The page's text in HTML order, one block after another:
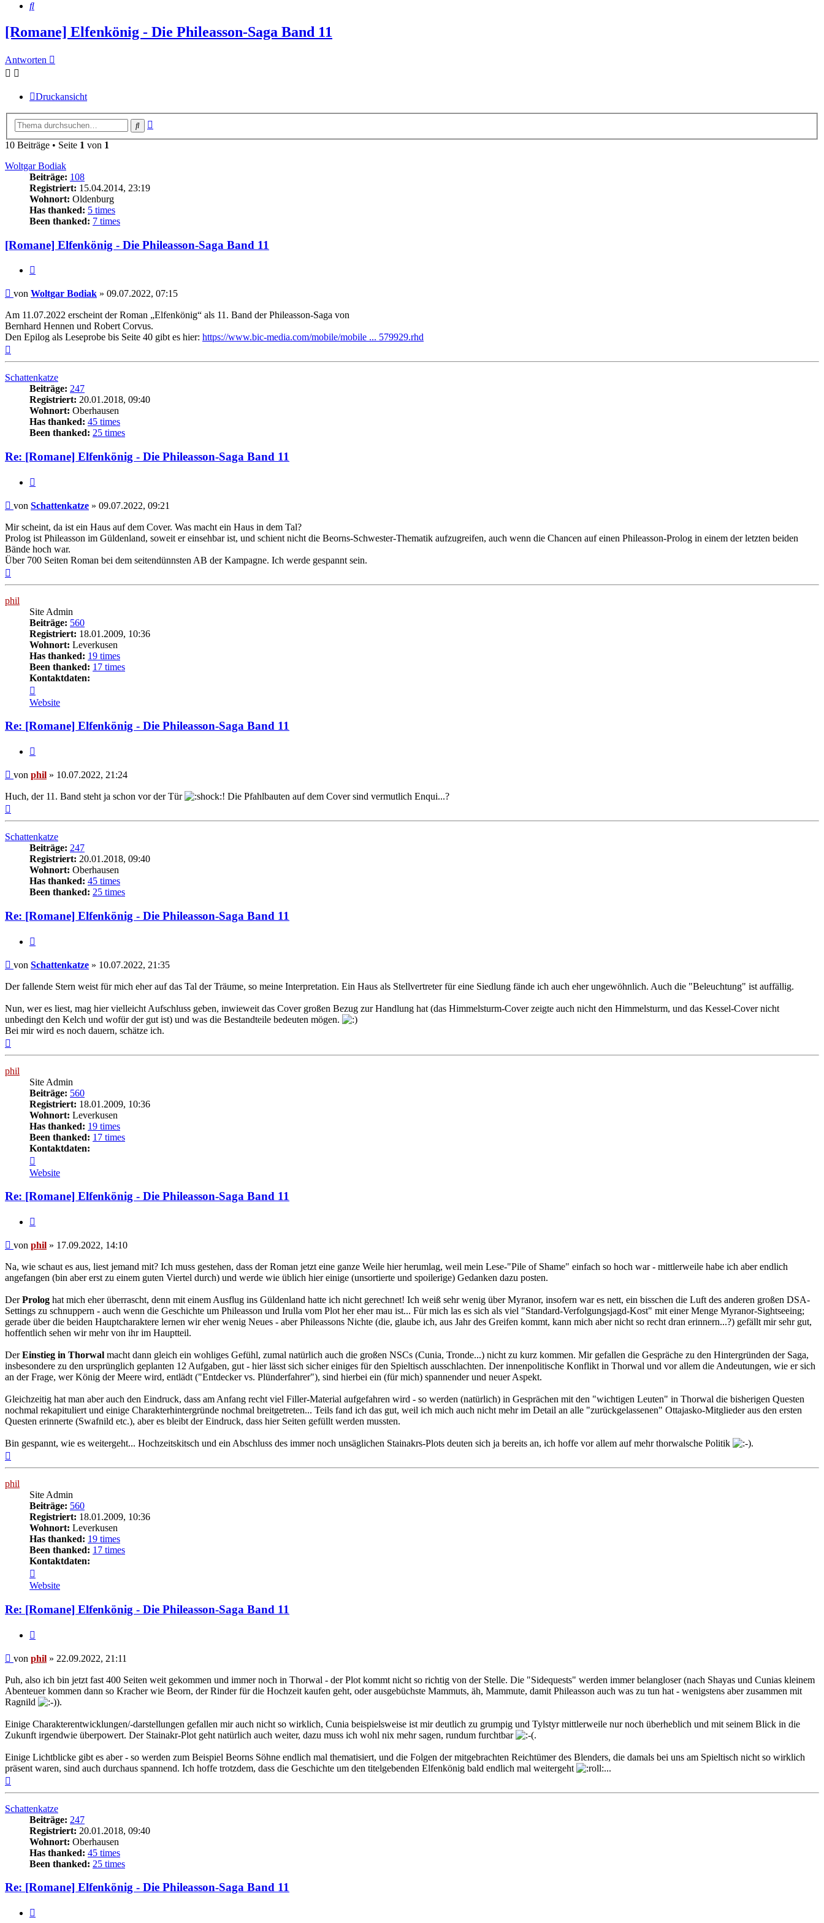
Suche
[Romane] Elfenkönig - Die Phileasson-Saga Band 11
Antworten
Druckansicht
Suche
10 Beiträge • Seite 1 von 1
Woltgar Bodiak
Beiträge: 108
Registriert: 15.04.2014, 23:19
Wohnort: Oldenburg
Has thanked: 5 times
Been thanked: 7 times
[Romane] Elfenkönig - Die Phileasson-Saga Band 11
Beitrag
von Woltgar Bodiak » 09.07.2022, 07:15
Am 11.07.2022 erscheint der Roman „Elfenkönig“ als 11. Band der Phileasson-Saga von
Bernhard Hennen und Robert Corvus.
Den Epilog als Leseprobe bis Seite 40 gibt es hier: https://www.bic-media.com/mobile/mobile ... 579929.rhd
Schattenkatze
Beiträge: 247
Registriert: 20.01.2018, 09:40
Wohnort: Oberhausen
Has thanked: 45 times
Been thanked: 25 times
Re: [Romane] Elfenkönig - Die Phileasson-Saga Band 11
Beitrag
von Schattenkatze » 09.07.2022, 09:21
Mir scheint, da ist ein Haus auf dem Cover. Was macht ein Haus in dem Tal?
Prolog ist Phileasson im Güldenland, soweit er einsehbar ist, und schient nicht die Beorns-Schwester-Thematik aufzugreifen, auch wenn die Chancen auf einen Phileasson-Prolog in einem der letzten beiden
Bände hoch war.
Über 700 Seiten Roman bei dem seitendünnsten AB der Kampagne. Ich werde gespannt sein.
phil
Site Admin
Beiträge: 560
Registriert: 18.01.2009, 10:36
Wohnort: Leverkusen
Has thanked: 19 times
Been thanked: 17 times
Kontaktdaten:
von
phil
Website
Re: [Romane] Elfenkönig - Die Phileasson-Saga Band 11
Beitrag
von phil » 10.07.2022, 21:24
Huch, der 11. Band steht ja schon vor der Tür
! Die Pfahlbauten auf dem Cover sind vermutlich Enqui...?
Schattenkatze
Beiträge: 247
Registriert: 20.01.2018, 09:40
Wohnort: Oberhausen
Has thanked: 45 times
Been thanked: 25 times
Re: [Romane] Elfenkönig - Die Phileasson-Saga Band 11
Beitrag
von Schattenkatze » 10.07.2022, 21:35
Der fallende Stern weist für mich eher auf das Tal der Träume, so meine Interpretation. Ein Haus als Stellvertreter für eine Siedlung fände ich auch eher ungewöhnlich. Auch die "Beleuchtung" ist auffällig.
Nun, wer es liest, mag hier vielleicht Aufschluss geben, inwieweit das Cover großen Bezug zur Handlung hat (das Himmelsturm-Cover zeigte auch nicht den Himmelsturm, und das Kessel-Cover nicht
unbedingt den Kelch und wofür der gut ist) und was die Bestandteile bedeuten mögen.
Bei mir wird es noch dauern, schätze ich.
phil
Site Admin
Beiträge: 560
Registriert: 18.01.2009, 10:36
Wohnort: Leverkusen
Has thanked: 19 times
Been thanked: 17 times
Kontaktdaten:
von
phil
Website
Re: [Romane] Elfenkönig - Die Phileasson-Saga Band 11
Beitrag
von phil » 17.09.2022, 14:10
Na, wie schaut es aus, liest jemand mit? Ich muss gestehen, dass der Roman jetzt eine ganze Weile hier herumlag, weil mein Lese-"Pile of Shame" einfach so hoch war - mittlerweile habe ich aber endlich
angefangen (bin aber erst zu einem guten Viertel durch) und werde wie üblich hier einige (unsortierte und spoilerige) Gedanken dazu posten.
DerProlog hat mich eher überrascht, denn mit einem Ausflug ins Güldenland hatte ich nicht gerechnet! Ich weiß sehr wenig über Myranor, insofern war es nett, ein bisschen die Luft des anderen großen DSA-
Settings zu schnuppern - auch wenn die Geschichte um Phileasson und Irulla vom Plot her eher mau ist... Für mich las es sich als viel "Standard-Verfolgungsjagd-Kost" mit einer Menge Myranor-Sightseeing;
gerade über die beiden Hauptcharaktere lernen wir eher wenig Neues - aber Phileassons Nichte (die, glaube ich, aus Jahr des Greifen kommt, kann mich aber nicht so recht dran erinnern...?) gefällt mir sehr gut,
hoffentlich sehen wir mehr von ihr im Hauptteil.
DerEinstieg in Thorwal macht dann gleich ein wohliges Gefühl, zumal natürlich auch die großen NSCs (Cunia, Tronde...) nicht zu kurz kommen. Mir gefallen die Gespräche zu den Hintergründen der Saga,
insbesondere zu den ursprünglich geplanten 12 Aufgaben, gut - hier lässt sich sicher einiges für den Spieltisch ausschlachten. Der innenpolitische Konflikt in Thorwal und vor allem die Andeutungen, wie er sich
an der Frage, wer König der Meere wird, entlädt ("Entdecker vs. Plünderfahrer"), sind hierbei ein (für mich) spannender und neuer Aspekt.
Gleichzeitig hat man aber auch den Eindruck, dass am Anfang recht viel Filler-Material aufgefahren wird - so werden (natürlich) in Gesprächen mit den "wichtigen Leuten" in Thorwal die bisherigen Questen
nochmal rekapituliert und einige Charakterhintergründe nochmal breitgetreten... Teils fand ich das gut, weil ich mich auch nicht mehr im Detail an alle "zurückgelassenen" Ottajasko-Mitglieder aus den ersten
Questen erinnerte (Swafnild etc.), aber es bleibt der Eindruck, dass hier Seiten gefüllt werden mussten.
Bin gespannt, wie es weitergeht... Hochzeitskitsch und ein Abschluss des immer noch unsäglichen Stainakrs-Plots deuten sich ja bereits an, ich hoffe vor allem auf mehr thorwalsche Politik
.
phil
Site Admin
Beiträge: 560
Registriert: 18.01.2009, 10:36
Wohnort: Leverkusen
Has thanked: 19 times
Been thanked: 17 times
Kontaktdaten:
von
phil
Website
Re: [Romane] Elfenkönig - Die Phileasson-Saga Band 11
Beitrag
von phil » 22.09.2022, 21:11
Puh, also ich bin jetzt fast 400 Seiten weit gekommen und immer noch in Thorwal - der Plot kommt nicht so richtig von der Stelle. Die "Sidequests" werden immer belangloser (nach Shayas und Cunias kleinem
Abenteuer kommen dann so Kracher wie Beorn, der Rinder für die Hochzeit kaufen geht, oder ausgebüchste Mammuts, äh, Mammute, damit Phileasson auch was zu tun hat - wenigstens aber zusammen mit
Ragnild
).
Einige Charakterentwicklungen/-darstellungen gefallen mir auch nicht so wirklich, Cunia beispielsweise ist mir deutlich zu grumpig und Tylstyr mittlerweile nur noch überheblich und mit seinem Blick in die
Zukunft irgendwie überpowert. Der Stainakr-Plot geht natürlich auch weiter, dazu muss ich wohl nix mehr sagen, rundum furchtbar
.
Einige Lichtblicke gibt es aber - so werden zum Beispiel Beorns Söhne endlich mal thematisiert, und die Folgen der mitgebrachten Reichtümer des Blenders, die damals bei uns am Spieltisch nicht so wirklich
präsent waren, sind auch durchaus spannend. Ich hoffe trotzdem, dass die Geschichte um den titelgebenden Elfenkönig bald endlich mal weitergeht
...
Schattenkatze
Beiträge: 247
Registriert: 20.01.2018, 09:40
Wohnort: Oberhausen
Has thanked: 45 times
Been thanked: 25 times
Re: [Romane] Elfenkönig - Die Phileasson-Saga Band 11